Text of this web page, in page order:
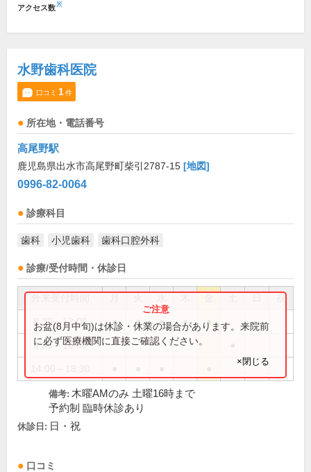
アクセス数※
水野歯科医院
口コミ 1件
所在地・電話番号
高尾野駅
鹿児島県出水市高尾野町柴引2787-15 [地図]
0996-82-0064
診療科目
歯科 小児歯科 歯科口腔外科
診療/受付時間・休診日
祝
8:30～12:00 ● ● ● ● ●
8:30～16:00
お盆(8月中旬)は休診・休業の場合があります。来院前
に必ず医療機関に直接ご確認ください。
×閉じる
備考: 木曜AMのみ 土曜16時まで
予約制 臨時休診あり
休診日: 日・祝
口コミ